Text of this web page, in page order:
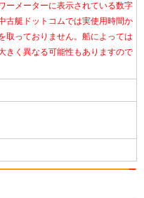
ーメーターに表示されている数字
古艇ドットコムでは実使用時間か
取っておりません。船によっては
きく異なる可能性もありますので